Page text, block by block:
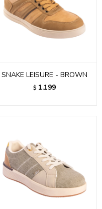
SNAKE LEISURE - BROWN
$ 1.199